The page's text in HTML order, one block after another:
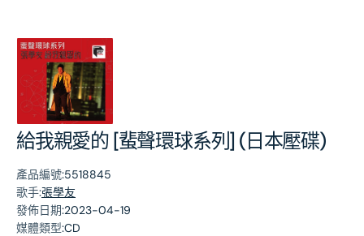
給我親愛的 [蜚聲環球系列] (日本壓碟)
產品編號:5518845
歌手:張學友
發佈日期:2023-04-19
媒體類型:CD